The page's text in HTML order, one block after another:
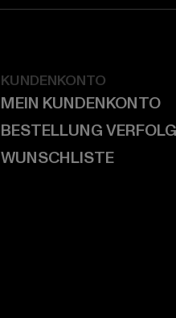
KUNDENKONTO
MEIN KUNDENKONTO
BESTELLUNG
WUNSCHLISTE